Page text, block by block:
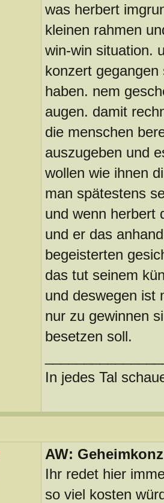
was herbert
kleinen rahmen
win-win situation.
konzert
haben. nem
augen. damit
die menschen
auszugeben und
wollen wie ihnen
man spätestens
und wenn herbert
und er das
begeisterten
das tut seinem
und deswegen ist
nur zu gewinnen
besetzen soll.
In jedes Tal
AW:
Ihr redet hier
so viel kosten